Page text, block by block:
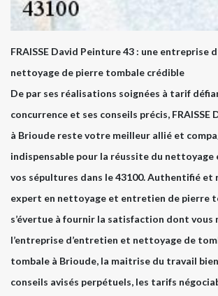
FRAISSE David Peinture 43 : une entreprise
nettoyage de pierre tombale crédible
De par ses réalisations soignées à tarif
concurrence et ses conseils précis, FRAISSE
à Brioude reste votre meilleur allié et
indispensable pour la réussite du
vos sépultures dans le 43100. Authentifié et
expert en nettoyage et entretien de pierre
s’évertue à fournir la satisfaction dont vous
l’entreprise d’entretien et nettoyage de
tombale à Brioude, la maitrise du travail
conseils avisés perpétuels, les tarifs